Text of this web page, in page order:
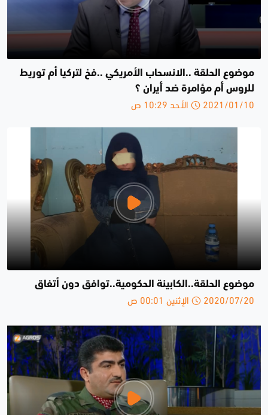
موضوع الحلقة ..الانسحاب الأمريكي ..فخ لتركيا أم توريط
للروس أم مؤامرة ضد أيران ؟
2021/01/10 الأحد 10:29 ص
موضوع الحلقة..الكابينة الحكومية..توافق دون أتفاق
2020/07/20 الإثنين 00:01 ص